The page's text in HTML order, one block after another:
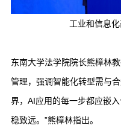
工业和信息
东南大学法学院院长熊樟林
管理，强调智能化转型需与
界，AI应用的每一步都应嵌
稳致远。”熊樟林指出。